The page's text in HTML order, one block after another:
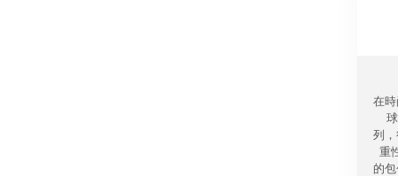
在
列
重
的